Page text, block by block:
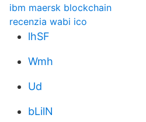
ibm maersk blockchain
recenzia wabi ico
lhSF
Wmh
Ud
bLilN